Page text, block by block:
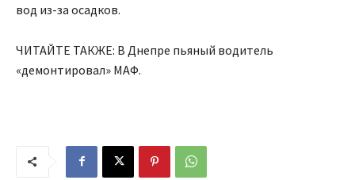
вод из-за осадков.
ЧИТАЙТЕ ТАКЖЕ: В Днепре пьяный водитель
«демонтировал» МАФ.